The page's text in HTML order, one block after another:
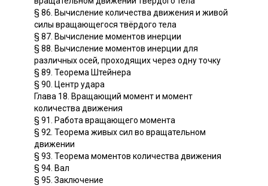
§ 86. Вычисление количества движения и живой
силы вращающегося твёрдого тела
§ 87. Вычисление моментов инерции
§ 88. Вычисление моментов инерции для
различных осей, проходящих через одну точку
§ 89. Теорема Штейнера
§ 90. Центр удара
Глава 18. Вращающий момент и момент
количества движения
§ 91. Работа вращающего момента
§ 92. Теорема живых сил во вращательном
движении
§ 93. Теорема моментов количества движения
§ 94. Вал
§ 95. Заключение